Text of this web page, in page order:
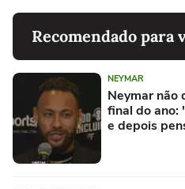
Recomendado para
NEYMAR
Neymar não
final do ano:
e depois